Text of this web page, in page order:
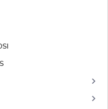
keyboard_arrow_right
keyboard_arrow_right